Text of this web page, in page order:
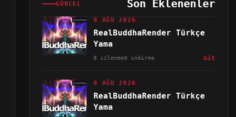
GÜNCEL Son Eklenenler
8 AĞU 2026
RealBuddhaRender Türkçe
Yama
8 izlenme0 indirme Git
8 AĞU 2026
RealBuddhaRender Türkçe
Yama